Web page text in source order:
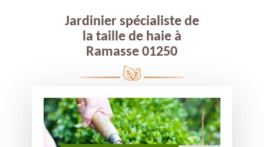
Jardinier spécialiste de
la taille de haie à
Ramasse 01250